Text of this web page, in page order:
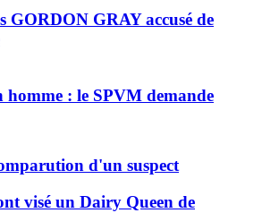
GORDON GRAY accusé de
homme : le SPVM demande
d'un suspect
visé un Dairy Queen de